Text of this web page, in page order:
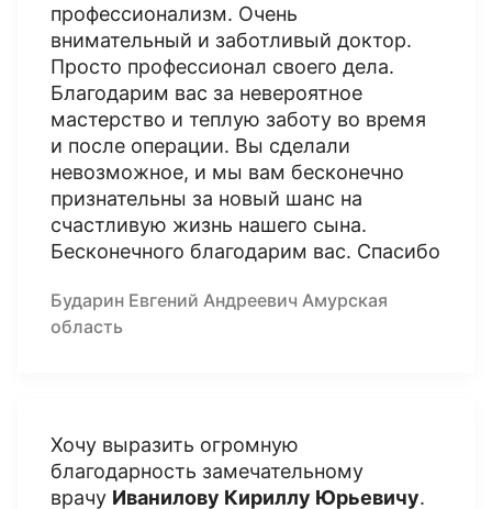
профессионализм. Очень
внимательный и заботливый доктор.
Просто профессионал своего дела.
Благодарим вас за невероятное
мастерство и теплую заботу во время
и после операции. Вы сделали
невозможное, и мы вам бесконечно
признательны за новый шанс на
счастливую жизнь нашего сына.
Бесконечного благодарим вас. Спасибо
Бударин Евгений Андреевич Амурская
область
Хочу выразить огромную
благодарность замечательному
врачу Иванилову Кириллу Юрьевичу.